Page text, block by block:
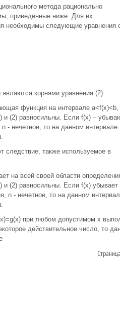
метода рационально
приведенные ниже. Для их
необходимы следующие уравнения
являются корнями уравнения (2).
функция на интервале a<f(x)<b,
и (2) равносильны. Если f(x) –
- нечетное, то на данном интервале
следствие, также используемое в
на всей своей области
и (2) равносильны. Если f(x) убывает
n - нечетное, то на данном
при любом допустимом х
действительное число, то